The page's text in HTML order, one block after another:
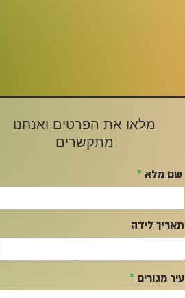
מלאו את הפרטים ואנחנו
מתקשרים
שם מלא
תאריך לידה
עיר מגורים